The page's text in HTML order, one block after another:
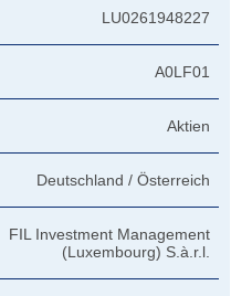
LU0261948227
A0LF01
Aktien
Deutschland / Österreich
FIL Investment Management
(Luxembourg) S.à.r.l.